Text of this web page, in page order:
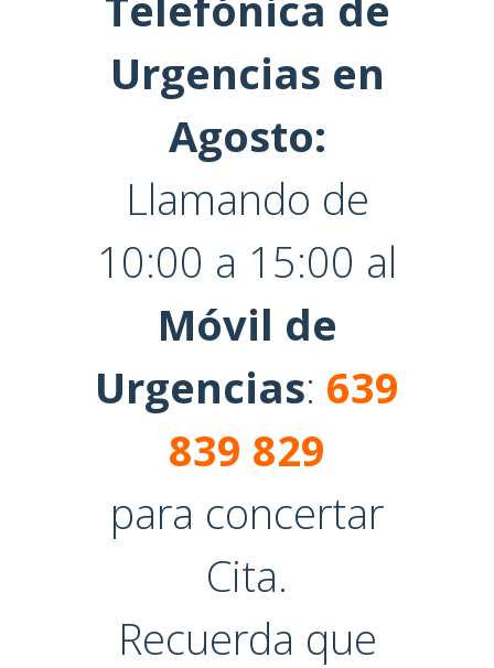
Urgencias en
Agosto:
Llamando de
10:00 a 15:00 al
Móvil de
Urgencias: 639
839 829
para concertar
Cita.
Recuerda que